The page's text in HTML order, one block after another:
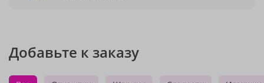
Добавьте к заказу